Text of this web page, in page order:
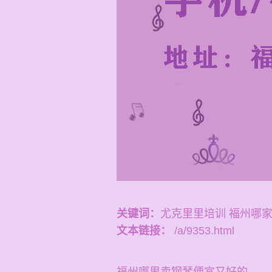
关键词： 尤克里里培训 福州哪
文本链接：
/a/9353.html